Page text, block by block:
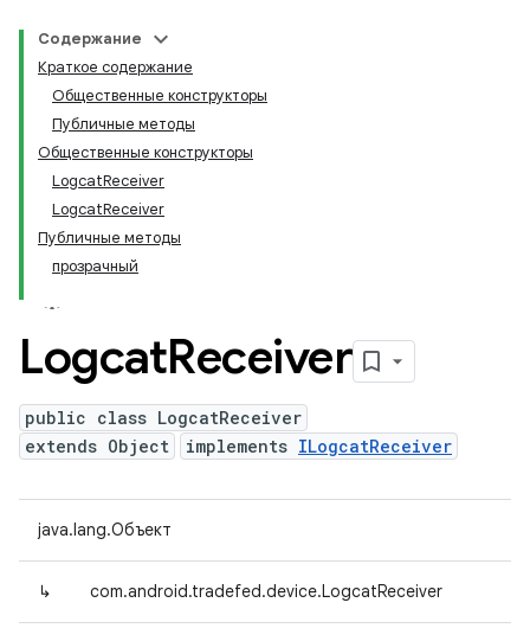
Содержание
Краткое содержание
Общественные конструкторы
Публичные методы
Общественные конструкторы
LogcatReceiver
LogcatReceiver
Публичные методы
прозрачный
LogcatReceiver
public class LogcatReceiver
extends Object
implements ILogcatReceiver
java.lang.Объект
↳ com.android.tradefed.device.LogcatReceiver